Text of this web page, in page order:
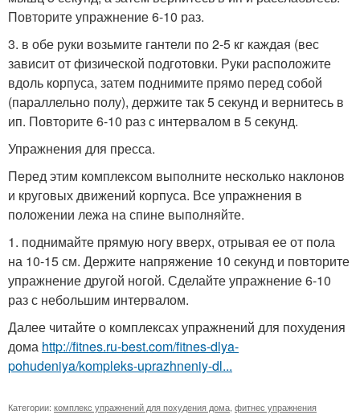
Повторите упражнение 6-10 раз.
3. в обе руки возьмите гантели по 2-5 кг каждая (вес
зависит от физической подготовки. Руки расположите
вдоль корпуса, затем поднимите прямо перед собой
(параллельно полу), держите так 5 секунд и вернитесь в
ип. Повторите 6-10 раз с интервалом в 5 секунд.
Упражнения для пресса.
Перед этим комплексом выполните несколько наклонов
и круговых движений корпуса. Все упражнения в
положении лежа на спине выполняйте.
1. поднимайте прямую ногу вверх, отрывая ее от пола
на 10-15 см. Держите напряжение 10 секунд и повторите
упражнение другой ногой. Сделайте упражнение 6-10
раз с небольшим интервалом.
Далее читайте о комплексах упражнений для похудения
дома http://fitnes.ru-best.com/fitnes-dlya-
pohudeniya/kompleks-uprazhneniy-dl...
Категории: комплекс упражнений для похудения дома фитнес упражнения